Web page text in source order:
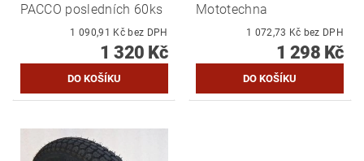
PACCO posledních 60ks
1 090,91 Kč bez DPH
1 320 Kč
Mototechna
1 072,73 Kč bez DPH
1 298 Kč